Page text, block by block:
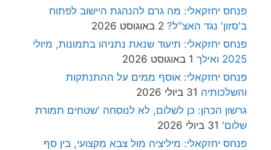
פנחס יחזקאלי: מה גרם להנהגת היישוב לפתוח
ב'סזון' נגד האצ"ל? 2 באוגוסט 2026
פנחס יחזקאלי: תיעוד שנאת נתניהו בתמונות, מיולי
2025 ואילך
1 באוגוסט 2026
פנחס יחזקאלי: אוסף ממים על ההתנתקות
והשלכותיה 31 ביולי 2026
גרשון הכהן: כן לשלום, לא לנוסחה 'שטחים תמורת
שלום' 31 ביולי 2026
פנחס יחזקאלי: מיליציה מול צבא מקצועי, בין סף